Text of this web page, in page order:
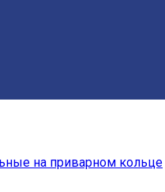
на приварном кольце